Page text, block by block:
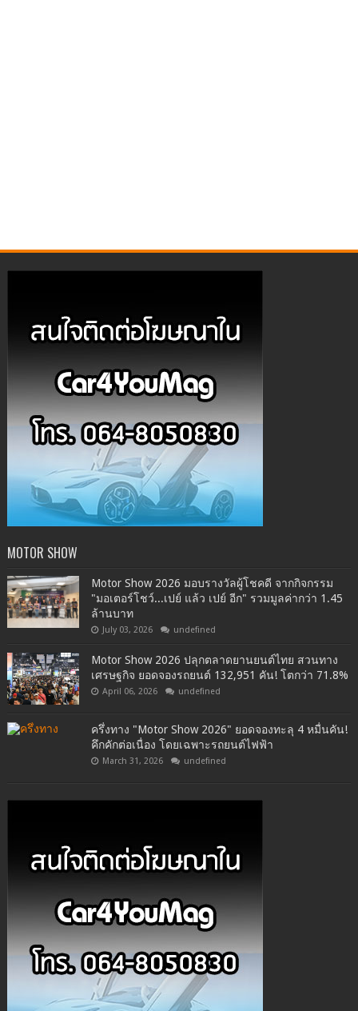
MOTOR SHOW
Motor Show 2026 มอบรางวัลผู้โชคดี จากกิจกรรม
"มอเตอร์โชว์...เปย์ แล้ว เปย์ อีก" รวมมูลค่ากว่า 1.45
ล้านบาท
July 03, 2026 undefined
Motor Show 2026 ปลุกตลาดยานยนต์ไทย สวนทาง
เศรษฐกิจ ยอดจองรถยนต์ 132,951 คัน! โตกว่า 71.8%
April 06, 2026 undefined
ครึ่งทาง "Motor Show 2026" ยอดจองทะลุ 4 หมื่นคัน!
คึกคักต่อเนื่อง โดยเฉพาะรถยนต์ไฟฟ้า
March 31, 2026 undefined